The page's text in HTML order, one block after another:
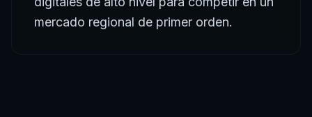
mercado regional de primer orden.